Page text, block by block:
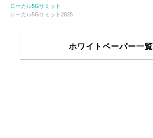
ローカル5Gサミット
ローカル5Gサミット2025
ホワイトペーパー一覧